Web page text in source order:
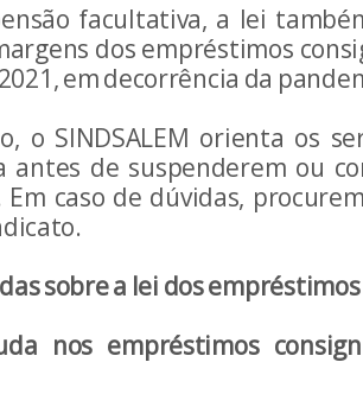
facultativa, a lei
dos empréstimos
em decorrência da
o SINDSALEM orienta os
antes de suspenderem ou
Em caso de dúvidas,
sobre a lei dos
nos empréstimos